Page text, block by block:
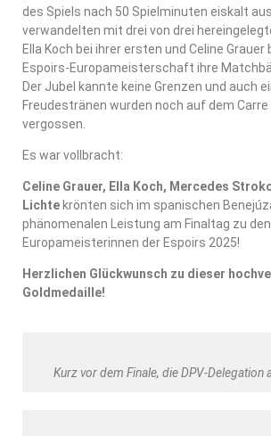
des Spiels nach 50 Spielminuten eiskalt
verwandelten mit drei von drei
Ella Koch bei ihrer ersten und Celine
Espoirs-Europameisterschaft ihre
Der Jubel kannte keine Grenzen und auch
Freudestränen wurden noch auf dem Carre
vergossen.
Es war vollbracht:
Celine Grauer, Ella Koch, Mercedes
Lichte krönten sich im spanischen
phänomenalen Leistung am Finaltag zu
Europameisterinnen der Espoirs 2025!
Herzlichen Glückwunsch zu dieser
Goldmedaille!
Kurz vor dem Finale, die DPV-Delegation